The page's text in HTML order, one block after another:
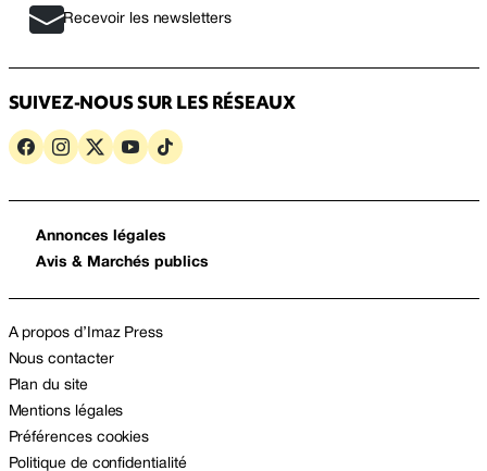
Recevoir les newsletters
SUIVEZ-NOUS SUR LES RÉSEAUX
Annonces légales
Avis & Marchés publics
A propos d’Imaz Press
Nous contacter
Plan du site
Mentions légales
Préférences cookies
Politique de confidentialité